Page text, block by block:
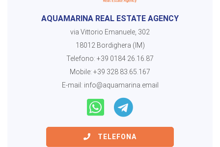
AQUAMARINA REAL ESTATE AGENCY
via Vittorio Emanuele, 302
18012 Bordighera (IM)
Telefono: +39 0184 26.16.87
Mobile: +39 328 83.65.167
E-mail: info@aquamarina.email
TELEFONA